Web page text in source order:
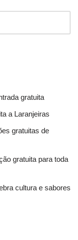
gratuita
a Laranjeiras
gratuitas de
gratuita para toda
cultura e sabores